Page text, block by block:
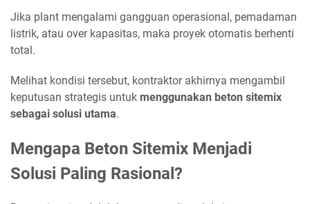
Jika plant mengalami gangguan operasional, pemadaman
listrik, atau over kapasitas, maka proyek otomatis berhenti
total.
Melihat kondisi tersebut, kontraktor akhirnya mengambil
keputusan strategis untuk menggunakan beton sitemix
sebagai solusi utama.
Mengapa Beton Sitemix Menjadi
Solusi Paling Rasional?